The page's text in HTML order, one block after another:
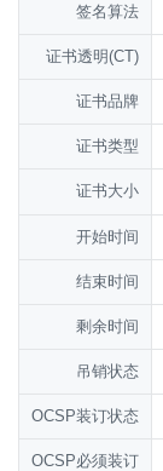
签名算法
证书透明(CT)
证书品牌
证书类型
证书大小
开始时间
结束时间
剩余时间
吊销状态
OCSP装订状态
OCSP必须装订